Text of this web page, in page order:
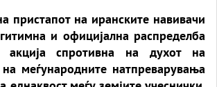
пристапот на иранските навивачи
и официјална распределба
спротивна на духот на
меѓународните натпреварувања